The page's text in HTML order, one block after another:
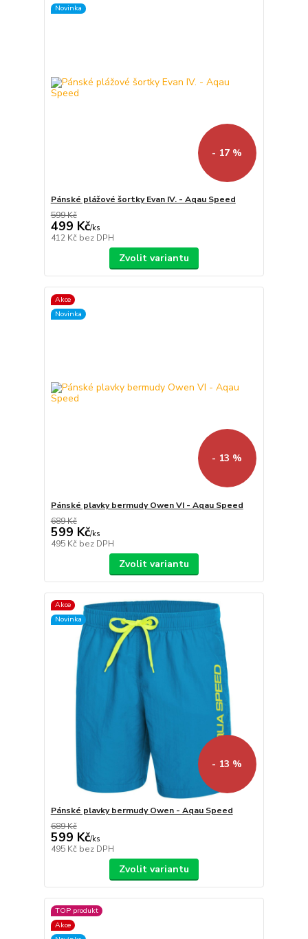
Novinka
- 17 %
Pánské plážové šortky Evan IV. - Aqau Speed
599 Kč
499 Kč/ks
412 Kč bez DPH
Zvolit variantu
Akce
Novinka
- 13 %
Pánské plavky bermudy Owen VI - Aqau Speed
689 Kč
599 Kč/ks
495 Kč bez DPH
Zvolit variantu
Akce
Novinka
- 13 %
Pánské plavky bermudy Owen - Aqau Speed
689 Kč
599 Kč/ks
495 Kč bez DPH
Zvolit variantu
TOP produkt
Akce